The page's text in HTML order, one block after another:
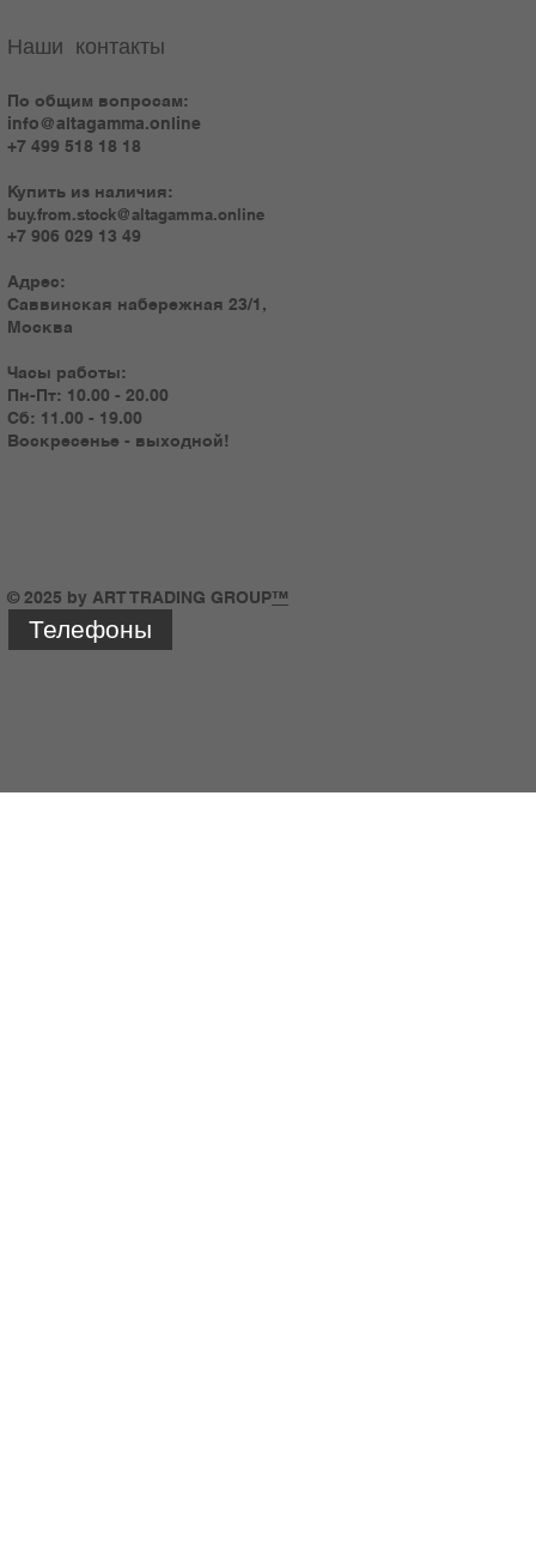
Наши контакты
По общим вопросам:
info@altagamma.online
+7 499 518 18 18
Купить из наличия:
buy.from.stock@altagamma.online
+7 906 029 13 49
Адрес:
Саввинская набережная 23/1,
Москва
Часы работы:
Пн-Пт: 10.00 - 20.00
Сб: 11.00 - 19.00
Воскресенье - выходной!
© 2025 by ART TRADING GROUP™
Телефоны